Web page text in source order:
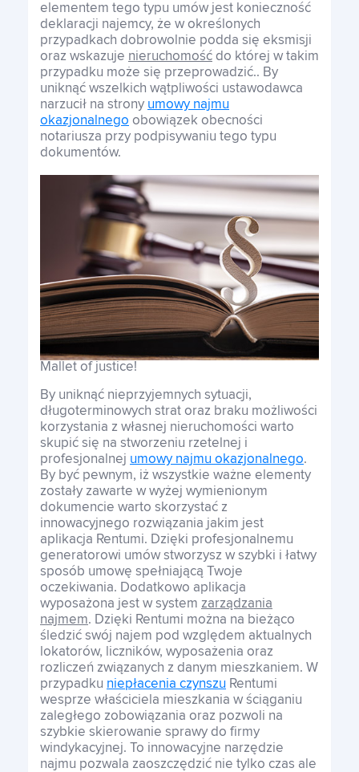
elementem tego typu umów jest konieczność
deklaracji najemcy, że w określonych
przypadkach dobrowolnie podda się eksmisji
oraz wskazuje nieruchomość do której w takim
przypadku może się przeprowadzić.. By
uniknąć wszelkich wątpliwości ustawodawca
narzucił na strony umowy najmu
okazjonalnego obowiązek obecności
notariusza przy podpisywaniu tego typu
dokumentów.
Mallet of justice!
By uniknąć nieprzyjemnych sytuacji,
długoterminowych strat oraz braku możliwości
korzystania z własnej nieruchomości warto
skupić się na stworzeniu rzetelnej i
profesjonalnej umowy najmu okazjonalnego.
By być pewnym, iż wszystkie ważne elementy
zostały zawarte w wyżej wymienionym
dokumencie warto skorzystać z
innowacyjnego rozwiązania jakim jest
aplikacja Rentumi. Dzięki profesjonalnemu
generatorowi umów stworzysz w szybki i łatwy
sposób umowę spełniającą Twoje
oczekiwania. Dodatkowo aplikacja
wyposażona jest w system zarządzania
najmem. Dzięki Rentumi można na bieżąco
śledzić swój najem pod względem aktualnych
lokatorów, liczników, wyposażenia oraz
rozliczeń związanych z danym mieszkaniem. W
przypadku niepłacenia czynszu Rentumi
wesprze właściciela mieszkania w ściąganiu
zaległego zobowiązania oraz pozwoli na
szybkie skierowanie sprawy do firmy
windykacyjnej. To innowacyjne narzędzie
najmu pozwala zaoszczędzić nie tylko czas ale